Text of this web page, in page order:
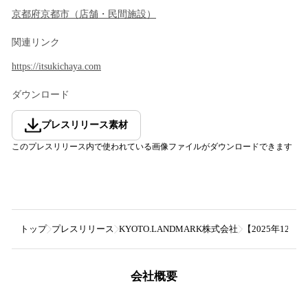
京都府京都市 （ 店舗・民間施設 ）
関連リンク
https://itsukichaya.com
ダウンロード
プレスリリース素材
このプレスリリース内で使われている画像ファイルがダウンロードできます
トップ プレスリリース KYOTO.LANDMARK株式会社 【2025年12月
会社概要